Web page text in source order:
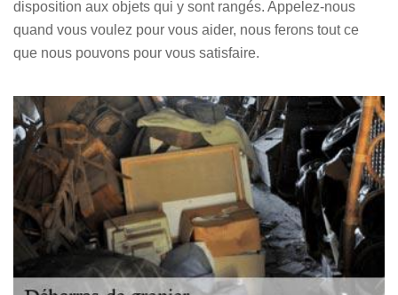
disposition aux objets qui y sont rangés. Appelez-nous
quand vous voulez pour vous aider, nous ferons tout ce
que nous pouvons pour vous satisfaire.